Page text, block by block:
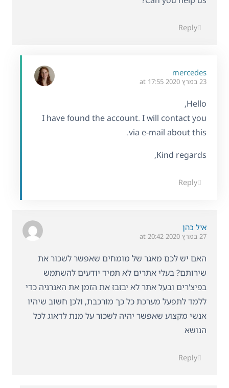
Reply
mercedes
23 במרץ 2020 at 17:55
Hello,
I have found the account. I will contact you
via e-mail about this.
Kind regards,
Reply
איל כהן
27 במרץ 2020 at 20:42
האם יש לכם מאגר של מומחים שאפשר לשכור את
שירותם? בעלי אתרים לא תמיד יודעים להשתמש
בפיצ'רים ובעל אתר לא יבזבז את הזמן את האנרגיה כדי
ללמד לתפעל מערכת כל כך מורכבת, ולכן חשוב שיהיו
אנשי מקצוע שאפשר יהיה לשכור על מנת לדאוג לכל
הנושא
Reply